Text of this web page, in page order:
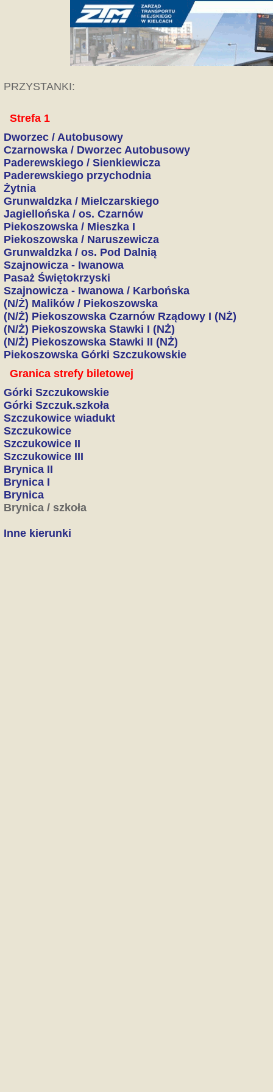
PRZYSTANKI:
Strefa 1
Dworzec / Autobusowy
Czarnowska / Dworzec Autobusowy
Paderewskiego / Sienkiewicza
Paderewskiego przychodnia
Żytnia
Grunwaldzka / Mielczarskiego
Jagiellońska / os. Czarnów
Piekoszowska / Mieszka I
Piekoszowska / Naruszewicza
Grunwaldzka / os. Pod Dalnią
Szajnowicza - Iwanowa
Pasaż Świętokrzyski
Szajnowicza - Iwanowa / Karbońska
(N/Ż) Malików / Piekoszowska
(N/Ż) Piekoszowska Czarnów Rządowy I (NŻ)
(N/Ż) Piekoszowska Stawki I (NŻ)
(N/Ż) Piekoszowska Stawki II (NŻ)
Piekoszowska Górki Szczukowskie
Granica strefy biletowej
Górki Szczukowskie
Górki Szczuk.szkoła
Szczukowice wiadukt
Szczukowice
Szczukowice II
Szczukowice III
Brynica II
Brynica I
Brynica
Brynica / szkoła
Inne kierunki